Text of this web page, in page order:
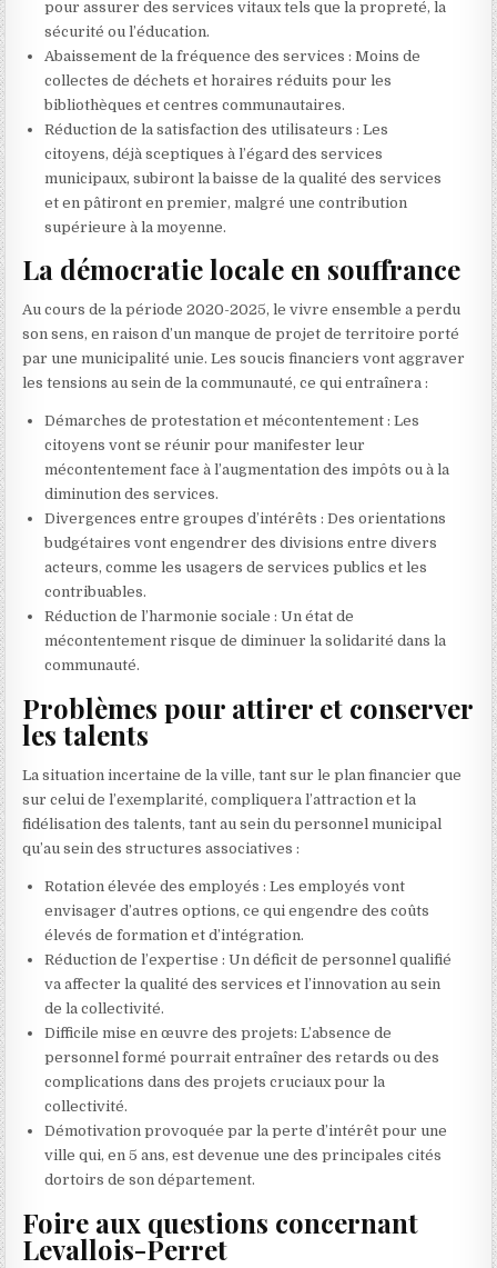
pour assurer des services vitaux tels que la propreté, la
sécurité ou l’éducation.
Abaissement de la fréquence des services : Moins de
collectes de déchets et horaires réduits pour les
bibliothèques et centres communautaires.
Réduction de la satisfaction des utilisateurs : Les
citoyens, déjà sceptiques à l’égard des services
municipaux, subiront la baisse de la qualité des services
et en pâtiront en premier, malgré une contribution
supérieure à la moyenne.
La démocratie locale en souffrance
Au cours de la période 2020-2025, le vivre ensemble a perdu
son sens, en raison d’un manque de projet de territoire porté
par une municipalité unie. Les soucis financiers vont aggraver
les tensions au sein de la communauté, ce qui entraînera :
Démarches de protestation et mécontentement : Les
citoyens vont se réunir pour manifester leur
mécontentement face à l’augmentation des impôts ou à la
diminution des services.
Divergences entre groupes d’intérêts : Des orientations
budgétaires vont engendrer des divisions entre divers
acteurs, comme les usagers de services publics et les
contribuables.
Réduction de l’harmonie sociale : Un état de
mécontentement risque de diminuer la solidarité dans la
communauté.
Problèmes pour attirer et conserver
les talents
La situation incertaine de la ville, tant sur le plan financier que
sur celui de l’exemplarité, compliquera l’attraction et la
fidélisation des talents, tant au sein du personnel municipal
qu’au sein des structures associatives :
Rotation élevée des employés : Les employés vont
envisager d’autres options, ce qui engendre des coûts
élevés de formation et d’intégration.
Réduction de l’expertise : Un déficit de personnel qualifié
va affecter la qualité des services et l’innovation au sein
de la collectivité.
Difficile mise en œuvre des projets: L’absence de
personnel formé pourrait entraîner des retards ou des
complications dans des projets cruciaux pour la
collectivité.
Démotivation provoquée par la perte d’intérêt pour une
ville qui, en 5 ans, est devenue une des principales cités
dortoirs de son département.
Foire aux questions concernant
Levallois-Perret